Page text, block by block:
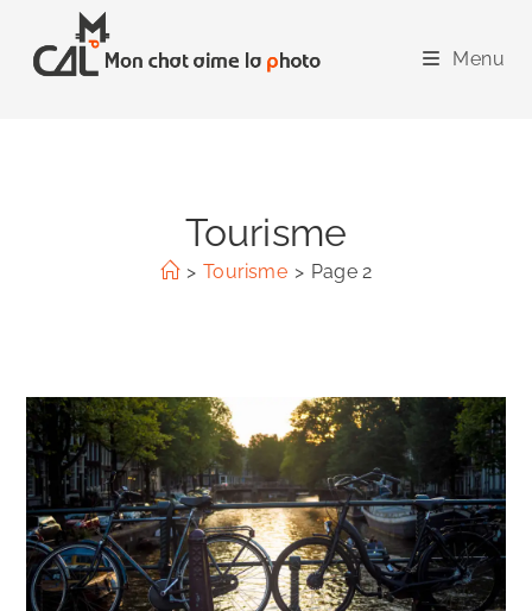
content
Menu
Tourisme
> Tourisme > Page 2